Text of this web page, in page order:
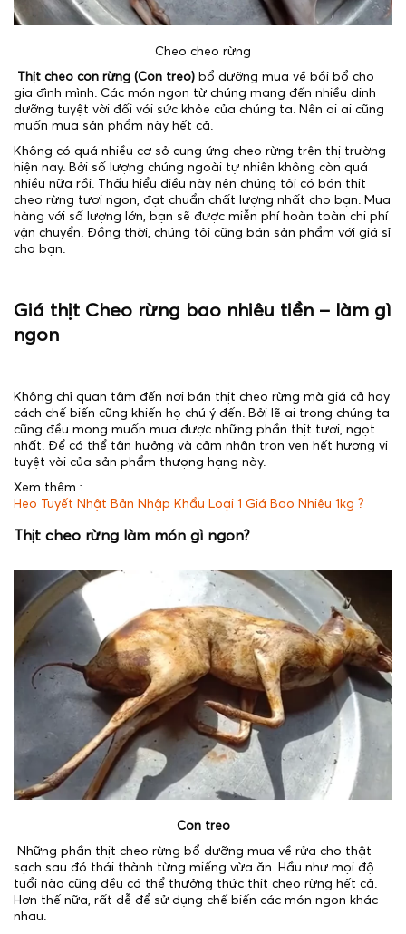
Cheo cheo rừng
Thịt cheo con rừng (Con treo) bổ dưỡng mua về bồi bổ cho
gia đình mình. Các món ngon từ chúng mang đến nhiều dinh
dưỡng tuyệt vời đối với sức khỏe của chúng ta. Nên ai ai cũng
muốn mua sản phẩm này hết cả.
Không có quá nhiều cơ sở cung ứng cheo rừng trên thị trường
hiện nay. Bởi số lượng chúng ngoài tự nhiên không còn quá
nhiều nữa rồi. Thấu hiểu điều này nên chúng tôi có bán thịt
cheo rừng tươi ngon, đạt chuẩn chất lượng nhất cho bạn. Mua
hàng với số lượng lớn, bạn sẽ được miễn phí hoàn toàn chi phí
vận chuyển. Đồng thời, chúng tôi cũng bán sản phẩm với giá sỉ
cho bạn.
Giá thịt Cheo rừng bao nhiêu tiền – làm gì
ngon
Không chỉ quan tâm đến nơi bán thịt cheo rừng mà giá cả hay
cách chế biến cũng khiến họ chú ý đến. Bởi lẽ ai trong chúng ta
cũng đều mong muốn mua được những phần thịt tươi, ngọt
nhất. Để có thể tận hưởng và cảm nhận trọn vẹn hết hương vị
tuyệt vời của sản phẩm thượng hạng này.
Xem thêm :
Heo Tuyết Nhật Bản Nhập Khẩu Loại 1 Giá Bao Nhiêu 1kg ?
Thịt cheo rừng làm món gì ngon?
Con treo
Những phần thịt cheo rừng bổ dưỡng mua về rửa cho thật
sạch sau đó thái thành từng miếng vừa ăn. Hầu như mọi độ
tuổi nào cũng đều có thể thưởng thức thịt cheo rừng hết cả.
Hơn thế nữa, rất dễ để sử dụng chế biến các món ngon khác
nhau.